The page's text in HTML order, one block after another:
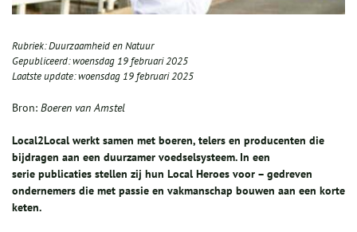
Rubriek:Duurzaamheid en Natuur
Gepubliceerd:woensdag 19 februari 2025
Laatste update:woensdag 19 februari 2025
Bron: Boeren van Amstel
Local2Local werkt samen met boeren, telers en producenten die
bijdragen aan een duurzamer voedselsysteem. In een
serie publicaties stellen zij hun Local Heroes voor – gedreven
ondernemers die met passie en vakmanschap bouwen aan een korte
keten.